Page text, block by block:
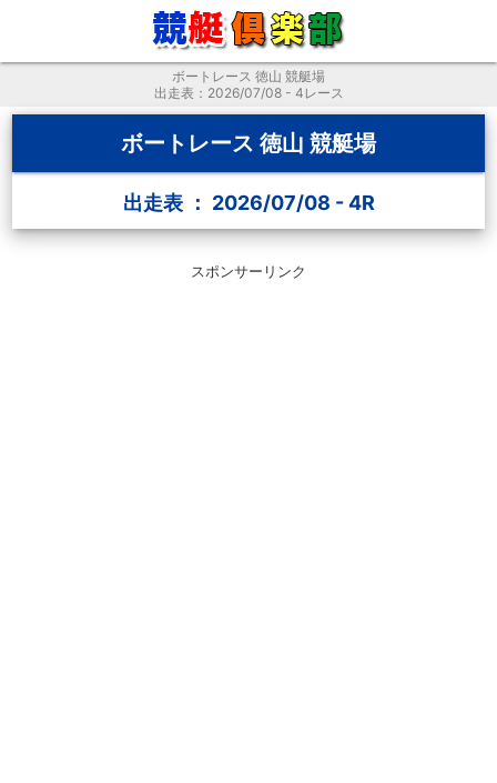
ボートレース 徳山 競艇場
出走表：2026/07/08 - 4レース
ボートレース 徳山 競艇場
出走表 ： 2026/07/08 - 4R
スポンサーリンク